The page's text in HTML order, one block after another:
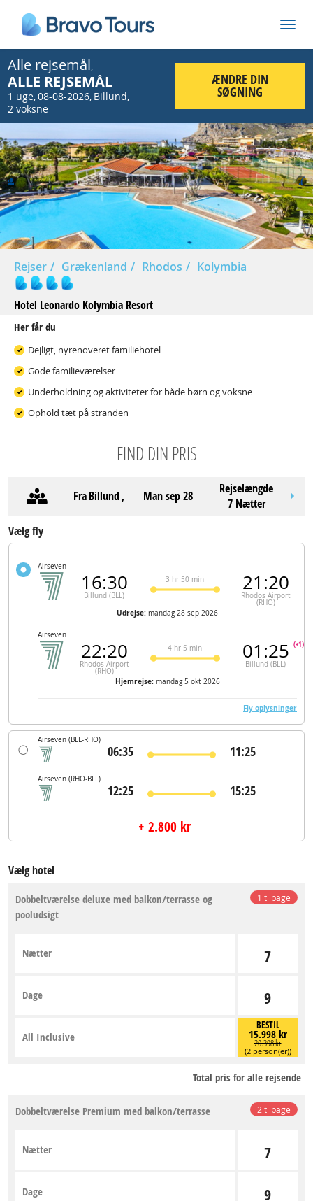
Alle rejsemål,
ALLE REJSEMÅL
1 uge,08-08-2026, Billund,
2 voksne
ÆNDRE DIN
SØGNING
Prev
Rejser Grækenland Rhodos Kolymbia
Hotel Leonardo Kolymbia Resort
Her får du
Dejligt, nyrenoveret familiehotel
Gode familieværelser
Underholdning og aktiviteter for både børn og voksne
Ophold tæt på stranden
FIND DIN PRIS
FraBillund, man sep 28
Rejselængde
7 Nætter
Vælg fly
Airseven
16:30
Billund (BLL)
3 hr 50 min 21:20
Rhodos Airport
(RHO)
Udrejse: mandag 28 sep 2026
Airseven
22:20
Rhodos Airport
(RHO)
4 hr 5 min 01:25
Billund (BLL)
(+1)
Hjemrejse: mandag 5 okt 2026
Fly oplysninger
Airseven (BLL-RHO)
06:35 11:25
Airseven (RHO-BLL)
12:25 15:25
+ 2.800 kr
Vælg hotel
1 tilbage
Dobbeltværelse deluxe med balkon/terrasse og
pooludsigt
7
Nætter
9
Dage
BESTIL
15.998 kr
20.398 kr
(2 person(er))
All Inclusive
Total pris for alle rejsende
2 tilbage
Dobbeltværelse Premium med balkon/terrasse
7
Nætter
9
Dage